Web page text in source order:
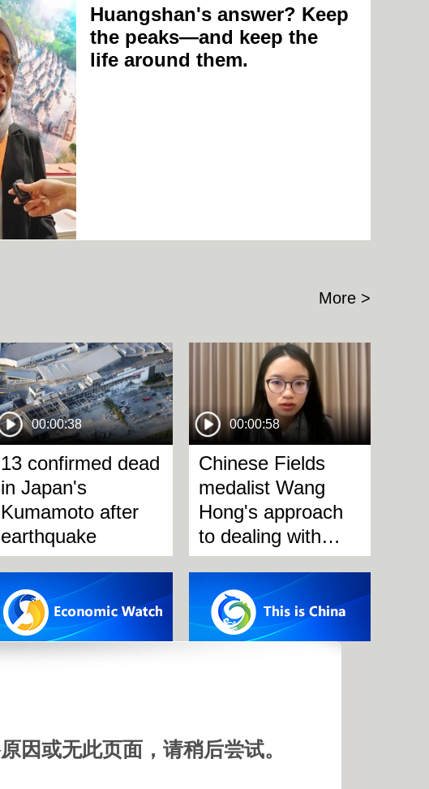
因或无此页面，请稍后尝试。
Huangshan's answer? Keep
the peaks—and keep the
life around them.
More >
00:00:38
13 confirmed dead
in Japan's
Kumamoto after
earthquake
00:00:58
Chinese Fields
medalist Wang
Hong's approach
to dealing with
difficult times
00:01:01 00:00:19